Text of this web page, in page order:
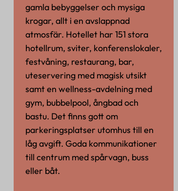
gamla bebyggelser och mysiga
krogar, allt i en avslappnad
atmosfär. Hotellet har 151 stora
hotellrum, sviter, konferenslokaler,
festvåning, restaurang, bar,
uteservering med magisk utsikt
samt en wellness-avdelning med
gym, bubbelpool, ångbad och
bastu. Det finns gott om
parkeringsplatser utomhus till en
låg avgift. Goda kommunikationer
till centrum med spårvagn, buss
eller båt.